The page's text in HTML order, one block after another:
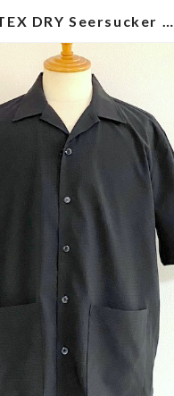
SOLOTEX DRY Seersucker Gingham Open Collar Half Sleeve Shirts Black | 武蔵小杉のセレクトショップ【ナクール】-nakool-